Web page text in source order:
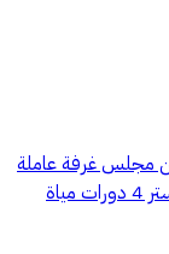
مجلس غرفة عاملة